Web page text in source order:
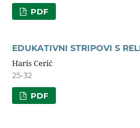
PDF
EDUKATIVNI STRIPOVI S
Haris Cerić
25-32
PDF